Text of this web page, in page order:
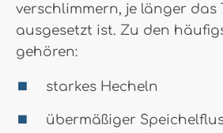
verschlimmern, je länger das
ausgesetzt ist. Zu den
gehören:
starkes Hecheln
übermäßiger